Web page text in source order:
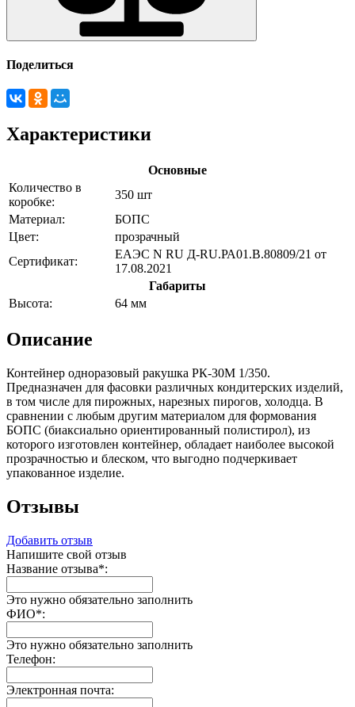
Поделиться
Характеристики
Основные
Количество в
коробке:
350 шт
Материал:
БОПС
Цвет:
прозрачный
Сертификат:
ЕАЭС N RU Д-RU.РА01.В.80809/21 от
17.08.2021
Габариты
Высота:
64 мм
Описание
Контейнер одноразовый ракушка РК-30М 1/350.
Предназначен для фасовки различных кондитерских изделий,
в том числе для пирожных, нарезных пирогов, холодца. В
сравнении с любым другим материалом для формования
БОПС (биаксиально ориентированный полистирол), из
которого изготовлен контейнер, обладает наиболее высокой
прозрачностью и блеском, что выгодно подчеркивает
упакованное изделие.
Отзывы
Добавить отзыв
Напишите свой отзыв
Название отзыва*:
Это нужно обязательно заполнить
ФИО*:
Это нужно обязательно заполнить
Телефон:
Электронная почта: